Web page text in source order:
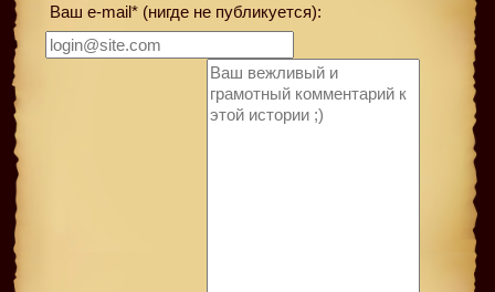
Ваш e-mail* (нигде не публикуется):